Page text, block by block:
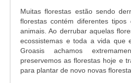
Muitas florestas estão sendo
florestas contém diferentes
animais. Ao derrubar aquelas
ecossistemas e toda a vida que
Groasis achamos
preservemos as florestas hoje e
para plantar de novo novas